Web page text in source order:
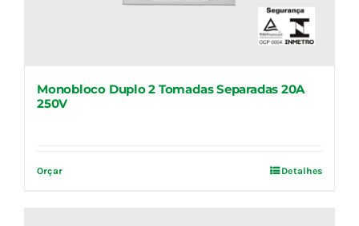
Monobloco Duplo 2 Tomadas Separadas 20A
250V
Orçar Detalhes